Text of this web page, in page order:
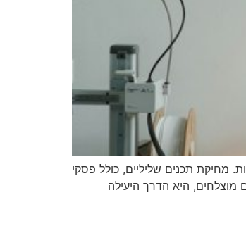
על מידע מקוון בקבלת החלטות. מחיקת תכנים שליליים, כולל פסקי
מוצלחים, היא הדרך היעילה